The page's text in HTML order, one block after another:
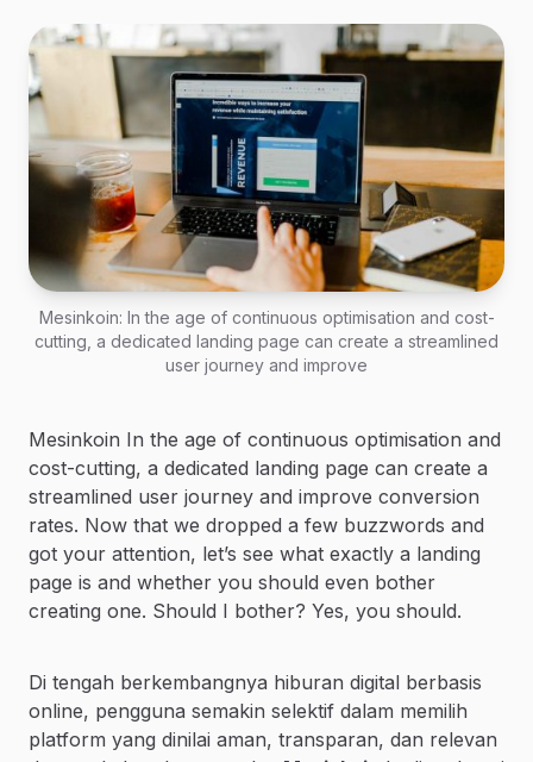
Mesinkoin: In the age of continuous optimisation and cost-
cutting, a dedicated landing page can create a streamlined
user journey and improve
Mesinkoin In the age of continuous optimisation and
cost-cutting, a dedicated landing page can create a
streamlined user journey and improve conversion
rates. Now that we dropped a few buzzwords and
got your attention, let’s see what exactly a landing
page is and whether you should even bother
creating one. Should I bother? Yes, you should.
Di tengah berkembangnya hiburan digital berbasis
online, pengguna semakin selektif dalam memilih
platform yang dinilai aman, transparan, dan relevan